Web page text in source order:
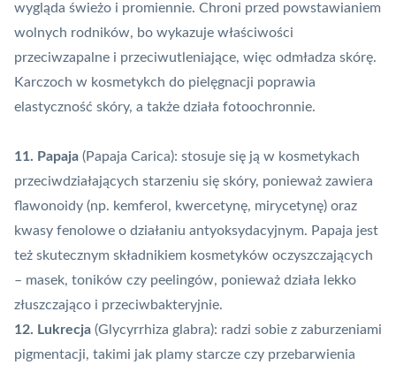
wygląda świeżo i promiennie. Chroni przed powstawianiem
wolnych rodników, bo wykazuje właściwości
przeciwzapalne i przeciwutleniające, więc odmładza skórę.
Karczoch w kosmetykch do pielęgnacji poprawia
elastyczność skóry, a także działa fotoochronnie.
11. Papaja (Papaja Carica): stosuje się ją w kosmetykach
przeciwdziałających starzeniu się skóry, ponieważ zawiera
flawonoidy (np. kemferol, kwercetynę, mirycetynę) oraz
kwasy fenolowe o działaniu antyoksydacyjnym. Papaja jest
też skutecznym składnikiem kosmetyków oczyszczających
– masek, toników czy peelingów, ponieważ działa lekko
złuszczająco i przeciwbakteryjnie.
12. Lukrecja (Glycyrrhiza glabra): radzi sobie z zaburzeniami
pigmentacji, takimi jak plamy starcze czy przebarwienia